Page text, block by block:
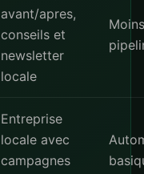
avant/apres,
conseils et
newsletter
locale
Moins
Entreprise
locale avec
campagnes